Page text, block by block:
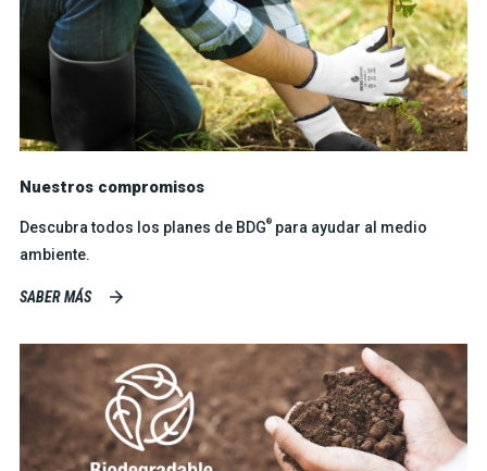
Nuestros compromisos
Descubra todos los planes de BDG®para ayudar al medio
ambiente.
SABER MÁS